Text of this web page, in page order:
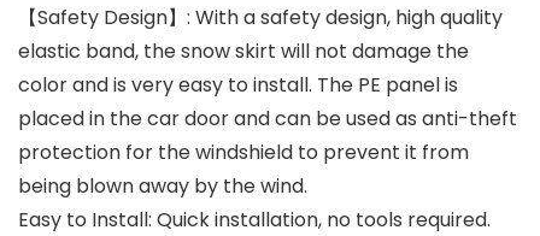
【Safety Design】: With a safety design, high quality
elastic band, the snow skirt will not damage the
color and is very easy to install. The PE panel is
placed in the car door and can be used as anti-theft
protection for the windshield to prevent it from
being blown away by the wind.
Easy to Install: Quick installation, no tools required.